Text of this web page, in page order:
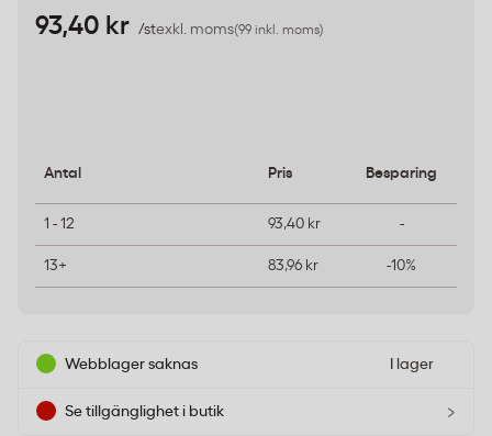
93,40 kr /stexkl. moms(99 inkl. moms)
Antal Pris Besparing
1 - 12 93,40 kr -
13+ 83,96 kr -10%
Webblager saknas I lager
Se tillgänglighet i butik ›